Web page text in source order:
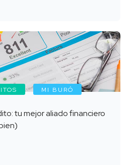
MI BURÓ
tu mejor aliado financiero